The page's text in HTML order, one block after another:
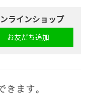
ラインショップ
お友だち追加
ます。